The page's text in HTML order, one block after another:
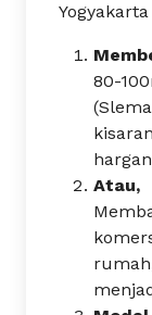
80-